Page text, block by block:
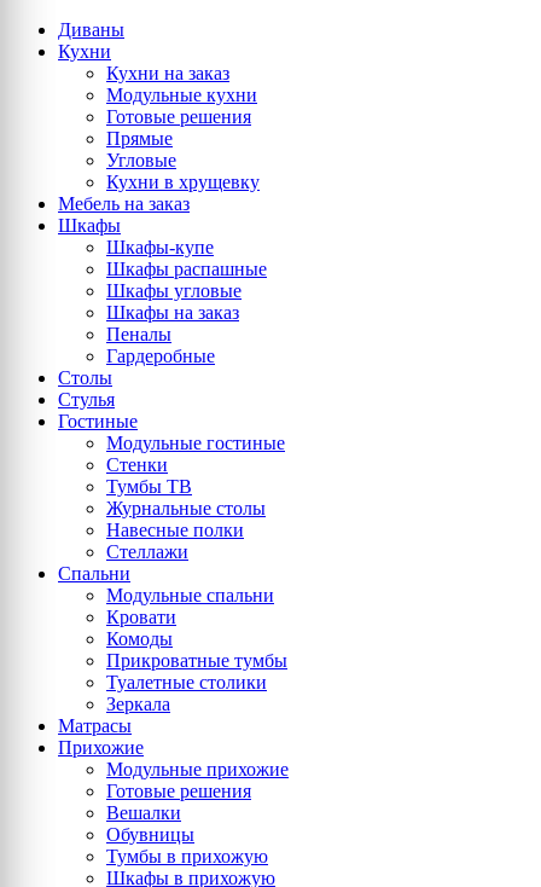
Диваны
Кухни
Кухни на заказ
Модульные кухни
Готовые решения
Прямые
Угловые
Кухни в хрущевку
Мебель на заказ
Шкафы
Шкафы-купе
Шкафы распашные
Шкафы угловые
Шкафы на заказ
Пеналы
Гардеробные
Столы
Стулья
Гостиные
Модульные гостиные
Стенки
Тумбы ТВ
Журнальные столы
Навесные полки
Стеллажи
Спальни
Модульные спальни
Кровати
Комоды
Прикроватные тумбы
Туалетные столики
Зеркала
Матрасы
Прихожие
Модульные прихожие
Готовые решения
Вешалки
Обувницы
Тумбы в прихожую
Шкафы в прихожую